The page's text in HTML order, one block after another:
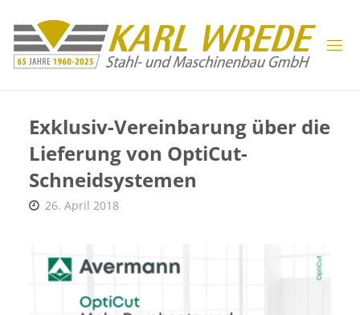
Inhalt
springen
Exklusiv-Vereinbarung über die
Lieferung von OptiCut-
Schneidsystemen
26. April 2018